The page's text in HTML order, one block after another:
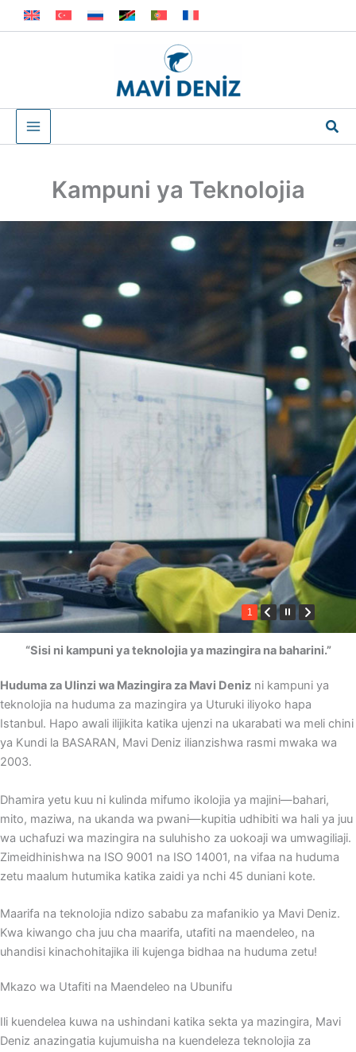
to
Kampuni ya Teknolojia
1
“Sisi ni kampuni ya teknolojia ya mazingira na baharini.”
Huduma za Ulinzi wa Mazingira za Mavi Deniz ni kampuni ya
teknolojia na huduma za mazingira ya Uturuki iliyoko hapa
Istanbul. Hapo awali ilijikita katika ujenzi na ukarabati wa meli chini
ya Kundi la BASARAN, Mavi Deniz ilianzishwa rasmi mwaka wa
2003.
Dhamira yetu kuu ni kulinda mifumo ikolojia ya majini—bahari,
mito, maziwa, na ukanda wa pwani—kupitia udhibiti wa hali ya juu
wa uchafuzi wa mazingira na suluhisho za uokoaji wa umwagiliaji.
Zimeidhinishwa na ISO 9001 na ISO 14001, na vifaa na huduma
zetu maalum hutumika katika zaidi ya nchi 45 duniani kote.
Maarifa na teknolojia ndizo sababu za mafanikio ya Mavi Deniz.
Kwa kiwango cha juu cha maarifa, utafiti na maendeleo, na
uhandisi kinachohitajika ili kujenga bidhaa na huduma zetu!
Mkazo wa Utafiti na Maendeleo na Ubunifu
Ili kuendelea kuwa na ushindani katika sekta ya mazingira, Mavi
Deniz anazingatia kujumuisha na kuendeleza teknolojia za